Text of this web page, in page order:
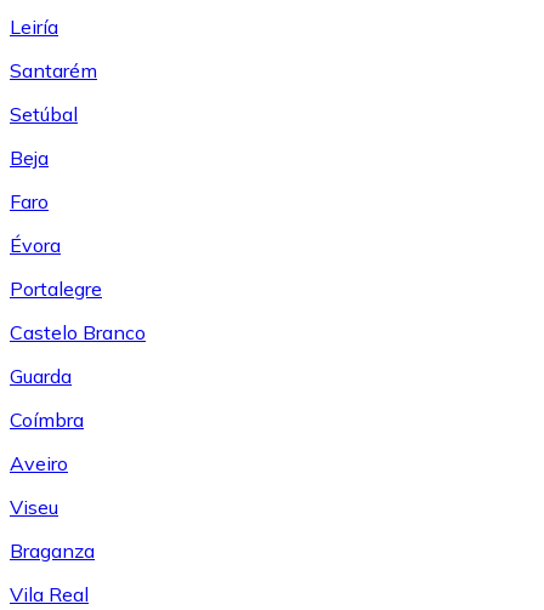
Leiría
Santarém
Setúbal
Beja
Faro
Évora
Portalegre
Castelo Branco
Guarda
Coímbra
Aveiro
Viseu
Braganza
Vila Real